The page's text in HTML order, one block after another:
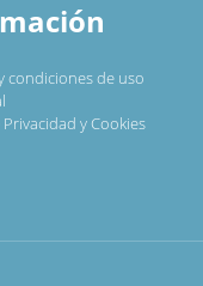
condiciones de uso
y Cookies